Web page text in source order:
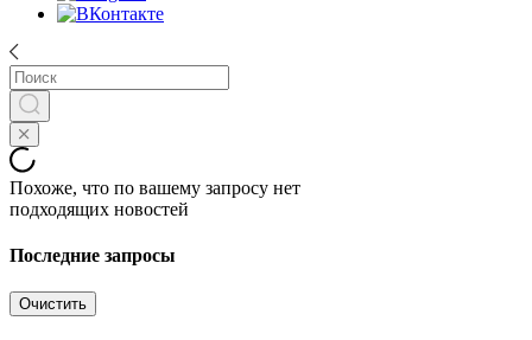
Похоже, что по вашему запросу нет
подходящих новостей
Последние запросы
Очистить